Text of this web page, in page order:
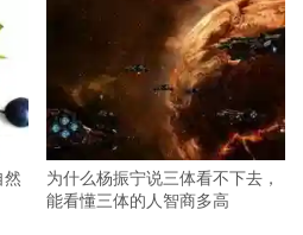
为什么杨振宁说三体看不下去，
能看懂三体的人智商多高